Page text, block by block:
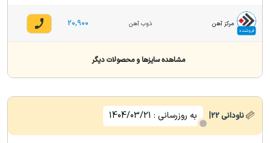
فروشنده
مرکز آهن ذوب آهن 20,900
مشاهده سایزها و محصولات دیگر
ناودانی22
| به روزرسانی : 1404/03/21